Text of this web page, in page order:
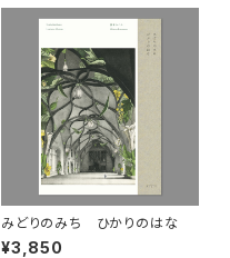
みどりのみち ひかりのはな
¥3,850